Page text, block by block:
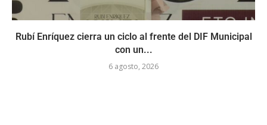
Rubí Enríquez cierra un ciclo al frente del DIF Municipal
con un...
6 agosto, 2026